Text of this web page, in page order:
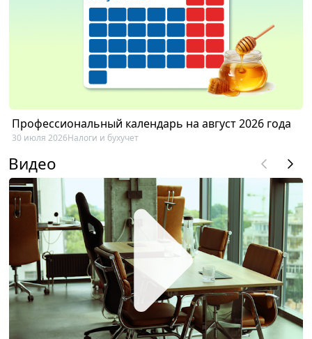
Профессиональный календарь на август 2026 года
30 июля 2026Налоги и бухучет
Видео